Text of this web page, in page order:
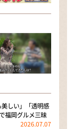
美しい」「透明感
福岡グルメ三昧
2026.07.07